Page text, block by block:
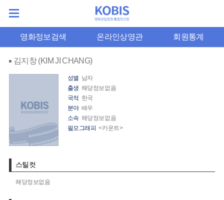
영화정보검색 온라인상영관 회원통계
김지창 (KIM JI CHANG)
성별 남자
출생 해당정보없음
국적 한국
분야 배우
소속 해당정보없음
필모그래피 <카운트>
스틸컷
해당정보없음